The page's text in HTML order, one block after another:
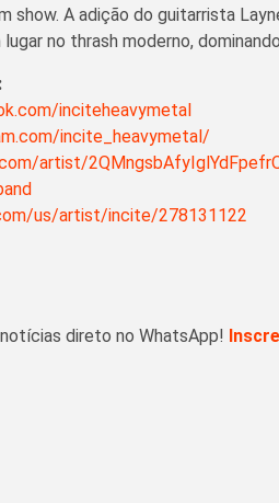
show. A adição do guitarrista
no thrash moderno,
inciteheavymetal
incite_heavymetal/
artist/
us/artist/incite/278131122
direto no WhatsApp!